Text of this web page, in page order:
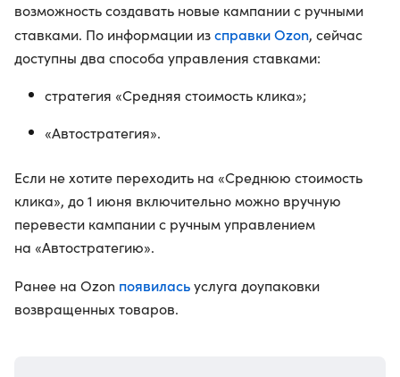
возможность создавать новые кампании с ручными
ставками. По информации изсправки Ozon, сейчас
доступны два способа управления ставками:
стратегия «Средняя стоимость клика»;
«Автостратегия».
Если не хотите переходить на «Среднюю стоимость
клика», до 1 июня включительно можно вручную
перевести кампании с ручным управлением
на «Автостратегию».
Ранее на Ozon появиласьуслуга доупаковки
возвращенных товаров.